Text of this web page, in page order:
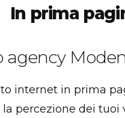
In prima
agency
internet in prima
percezione dei